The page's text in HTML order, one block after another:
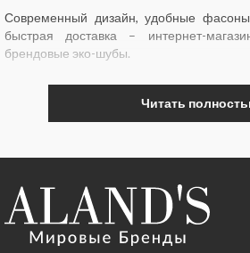
Современный дизайн, удобные
быстрая доставка – интернет-
брендовые эко-шубы.
Читать